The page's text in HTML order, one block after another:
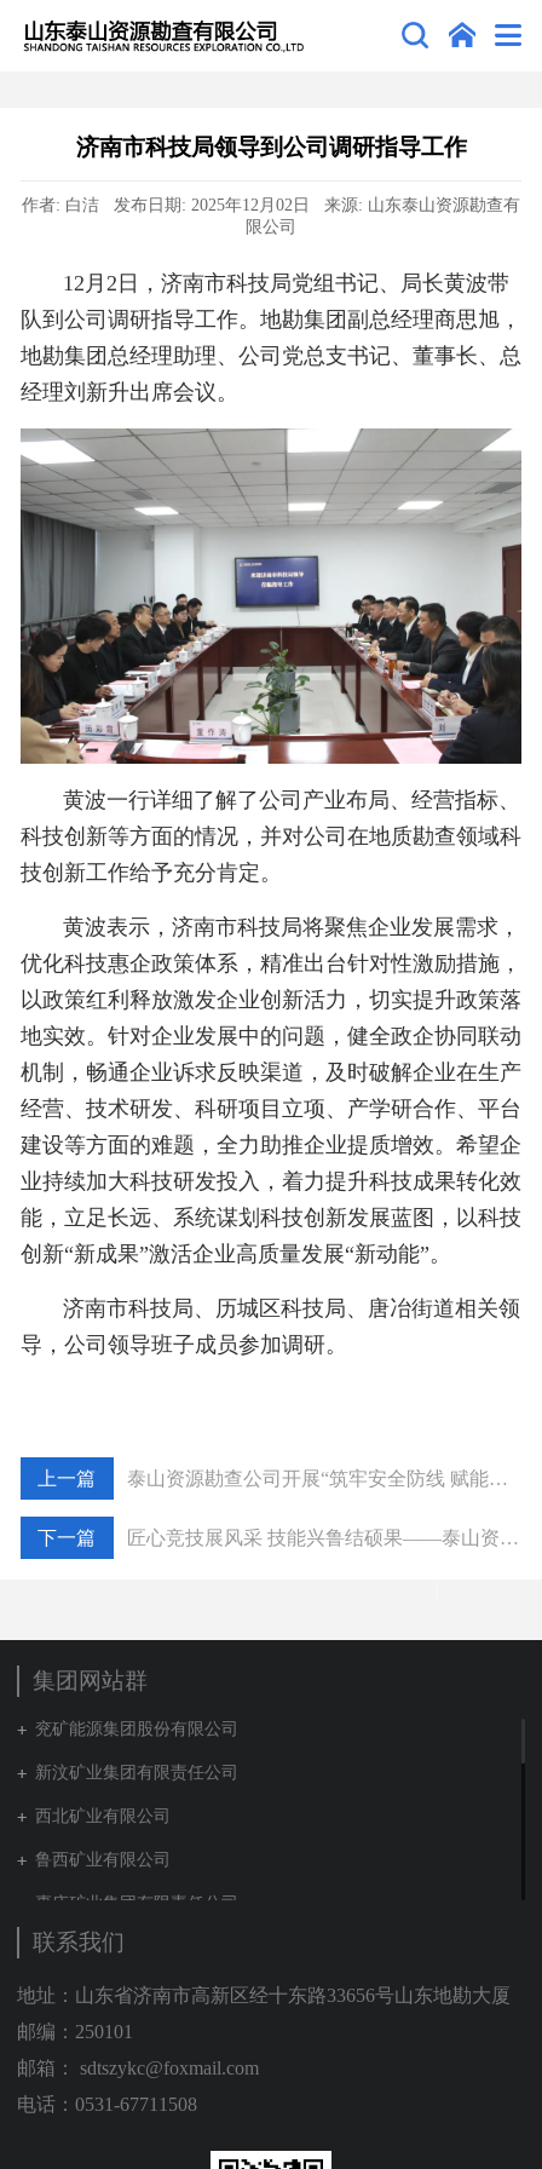
济南市科技局领导到公司调研指导工作
作者: 白洁 发布日期: 2025年12月02日 来源: 山东泰山资源勘查有
限公司
12月2日，济南市科技局党组书记、局长黄波带
队到公司调研指导工作。地勘集团副总经理商思旭，
地勘集团总经理助理、公司党总支书记、董事长、总
经理刘新升出席会议。
黄波一行详细了解了公司产业布局、经营指标、
科技创新等方面的情况，并对公司在地质勘查领域科
技创新工作给予充分肯定。
黄波表示，济南市科技局将聚焦企业发展需求，
优化科技惠企政策体系，精准出台针对性激励措施，
以政策红利释放激发企业创新活力，切实提升政策落
地实效。针对企业发展中的问题，健全政企协同联动
机制，畅通企业诉求反映渠道，及时破解企业在生产
经营、技术研发、科研项目立项、产学研合作、平台
建设等方面的难题，全力助推企业提质增效。希望企
业持续加大科技研发投入，着力提升科技成果转化效
能，立足长远、系统谋划科技创新发展蓝图，以科技
创新“新成果”激活企业高质量发展“新动能”。
济南市科技局、历城区科技局、唐冶街道相关领
导，公司领导班子成员参加调研。
泰山资源勘查公司开展“筑牢安全防线 赋能一线生产”专项活动
匠心竞技展风采 技能兴鲁结硕果——泰山资源勘查公司在全省固体矿产测井职业技能竞赛中喜获佳绩
集团网站群
兖矿能源集团股份有限公司
新汶矿业集团有限责任公司
西北矿业有限公司
鲁西矿业有限公司
枣庄矿业集团有限责任公司
兖矿新疆能化有限公司
山东泰山地勘集团
新能源集团有限公司
营销贸易公司
肥城矿业集团有限责任公司
联系我们
地址：山东省济南市高新区经十东路33656号山东地勘大厦
邮编：250101
邮箱： sdtszykc@foxmail.com
电话：0531-67711508